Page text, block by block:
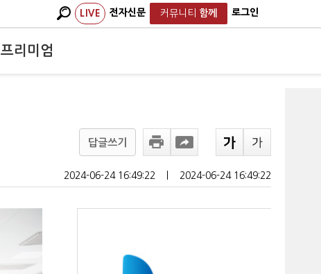
LIVE 전자신문 커뮤니티 함께 로그인
프리미엄
답글쓰기
2024-06-24 16:49:22 2024-06-24 16:49:22